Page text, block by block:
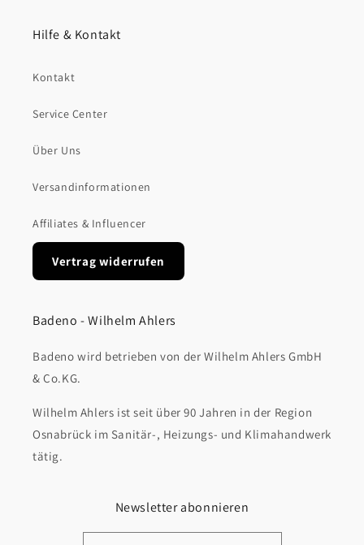
Hilfe & Kontakt
Kontakt
Service Center
Über Uns
Versandinformationen
Affiliates & Influencer
Vertrag widerrufen
Badeno - Wilhelm Ahlers
Badeno wird betrieben von der Wilhelm Ahlers GmbH
& Co.KG.
Wilhelm Ahlers ist seit über 90 Jahren in der Region
Osnabrück im Sanitär-, Heizungs- und Klimahandwerk
tätig.
Newsletter abonnieren